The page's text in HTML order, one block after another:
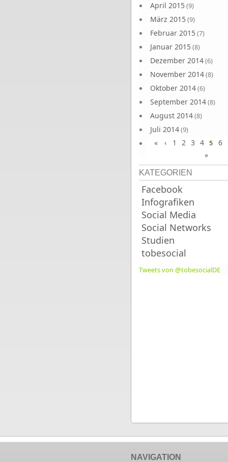
April 2015(9)
März 2015(9)
Februar 2015(7)
Januar 2015(8)
Dezember 2014(6)
November 2014(8)
Oktober 2014(6)
September 2014(8)
August 2014(8)
Juli 2014(9)
Juni 2014(8)
« ‹ 1 2 3 4 5 6
»
KATEGORIEN
Facebook
Infografiken
Social Media
Social Networks
Studien
tobesocial
Tweets von @tobesocialDE
NAVIGATION